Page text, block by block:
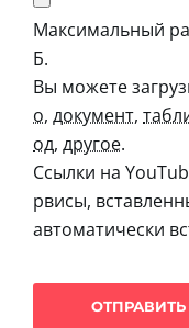
Максимальный
Б.
Вы можете
о, документ,
од, другое.
Ссылки на
рвисы,
автоматически